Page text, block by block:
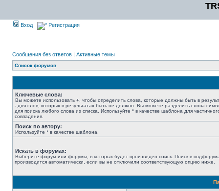
Вход Регистрация
Сообщения без ответов | Активные темы
Список форумов
Ключевые слова:
Вы можете использовать + , чтобы определить слова, которые должны быть в
- для слов, которых в результатах быть не должно. Вы можете разделить слова
для поиска любого слова из списка. Используйте * в качестве шаблона для
совпадения.
Поиск по автору:
Используйте * в качестве шаблона.
Искать в форумах:
Выберите форум или форумы, в которых будет произведён поиск. Поиск в
производится автоматически, если вы не отключили соответствующую опцию ниже.